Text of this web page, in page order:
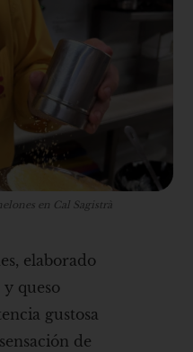
elaborado
y queso
gustosa
de
en Cal Sagistrà